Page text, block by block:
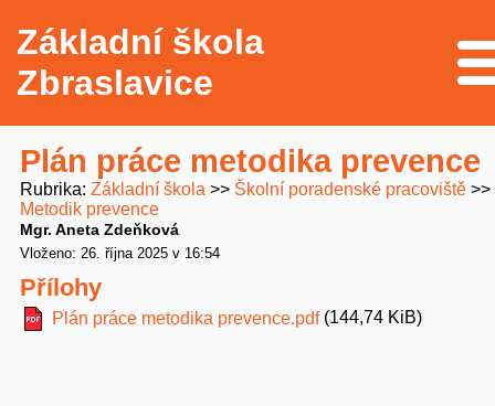
Základní škola
Zbraslavice
Plán práce metodika prevence
Rubrika Základní škola
Školní poradenské pracoviště
Metodik prevence
Mgr. Aneta Zdeňková
Vloženo: 26. října 2025 v 16:54
Přílohy
Plán práce metodika prevence.pdf(144,74 KiB)